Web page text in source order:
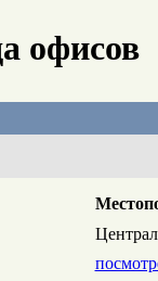
офисов